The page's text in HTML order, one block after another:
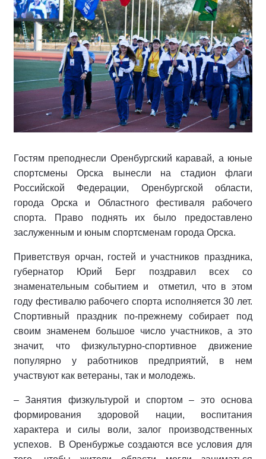
Гостям преподнесли Оренбургский каравай, а юные
спортсмены Орска вынесли на стадион флаги
Российской Федерации, Оренбургской области,
города Орска и Областного фестиваля рабочего
спорта. Право поднять их было предоставлено
заслуженным и юным спортсменам города Орска.
Приветствуя орчан, гостей и участников праздника,
губернатор Юрий Берг поздравил всех со
знаменательным событием и отметил, что в этом
году фестивалю рабочего спорта исполняется 30 лет.
Спортивный праздник по-прежнему собирает под
своим знаменем большое число участников, а это
значит, что физкультурно-спортивное движение
популярно у работников предприятий, в нем
участвуют как ветераны, так и молодежь.
– Занятия физкультурой и спортом – это основа
формирования здоровой нации, воспитания
характера и силы воли, залог производственных
успехов. В Оренбуржье создаются все условия для